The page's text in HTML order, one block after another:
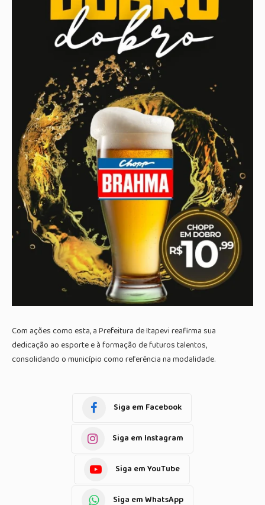
Com ações como esta, a Prefeitura de Itapevi reafirma sua
dedicação ao esporte e à formação de futuros talentos,
consolidando o município como referência na modalidade.
Siga em Facebook
Siga em Instagram
Siga em YouTube
Siga em WhatsApp